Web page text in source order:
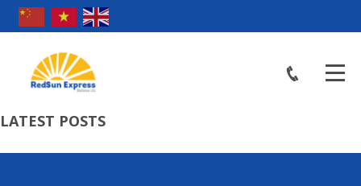
LATEST POSTS